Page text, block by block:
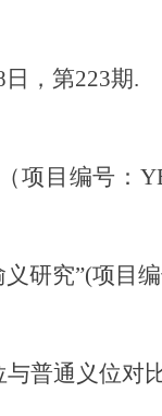
，第223期.
项目编号：
研究”(项目
普通义位对